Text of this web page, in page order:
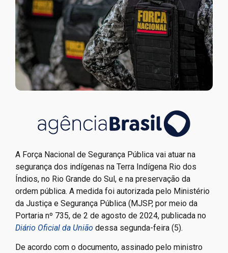
A Força Nacional de Segurança Pública vai atuar na
segurança dos indígenas na Terra Indígena Rio dos
Índios, no Rio Grande do Sul, e na preservação da
ordem pública. A medida foi autorizada pelo Ministério
da Justiça e Segurança Pública (MJSP, por meio da
Portaria nº 735, de 2 de agosto de 2024, publicada no
Diário Oficial da União dessa segunda-feira (5).
De acordo com o documento, assinado pelo ministro